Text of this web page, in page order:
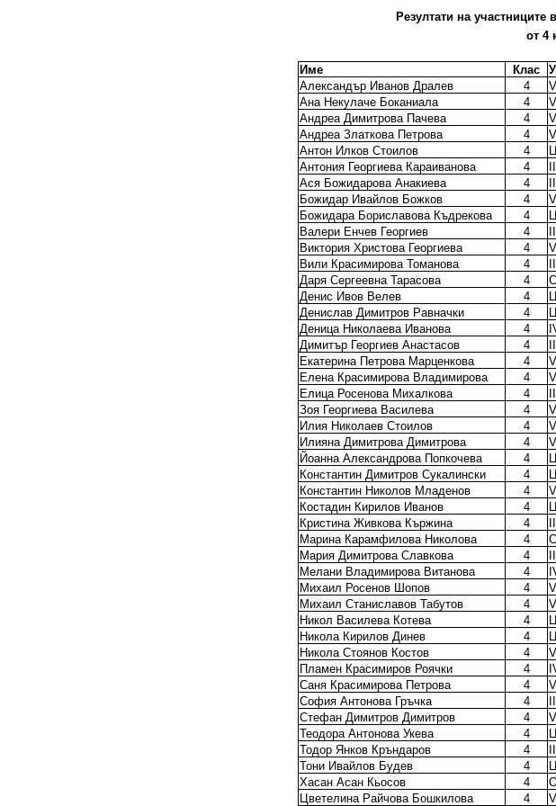
Резултати на
от 4
Име Клас
Александър Иванов Дралев
4
Ана Некулаче Боканиала
4
Андреа Димитрова Пачева
4
Андреа Златкова Петрова
4
Антон Илков Стоилов
4
Антония Георгиева Караиванова
4
Ася Божидарова Анакиева
4
Божидар Ивайлов Божков
4
Божидара Бориславова Къдрекова
4
Валери Енчев Георгиев
4
Виктория Христова Георгиева
4
Вили Красимирова Томанова
4
Даря Сергеевна Тарасова
4
Денис Ивов Велев
4
Денислав Димитров Равначки
4
Деница Николаева Иванова
4
Димитър Георгиев Анастасов
4
Екатерина Петрова Марценкова
4
Елена Красимирова Владимирова
4
Елица Росенова Михалкова
4
Зоя Георгиева Василева
4
Илия Николаев Стоилов
4
Илияна Димитрова Димитрова
4
Йоанна Александрова Попкочева
4
Константин Димитров Сукалински
4
Константин Николов Младенов
4
Костадин Кирилов Иванов
4
Кристина Живкова Кържина
4
Марина Карамфилова Николова
4
Мария Димитрова Славкова
4
Мелани Владимирова Витанова
4
Михаил Росенов Шопов
4
Михаил Станиславов Табутов
4
Никол Василева Котева
4
Никола Кирилов Динев
4
Никола Стоянов Костов
4
Пламен Красимиров Роячки
4
Саня Красимирова Петрова
4
София Антонова Гръчка
4
Стефан Димитров Димитров
4
Теодора Антонова Укева
4
Тодор Янков Кръндаров
4
Тони Ивайлов Будев
4
Хасан Асан Кьосов
4
Цветелина Райчова Бошкилова
4